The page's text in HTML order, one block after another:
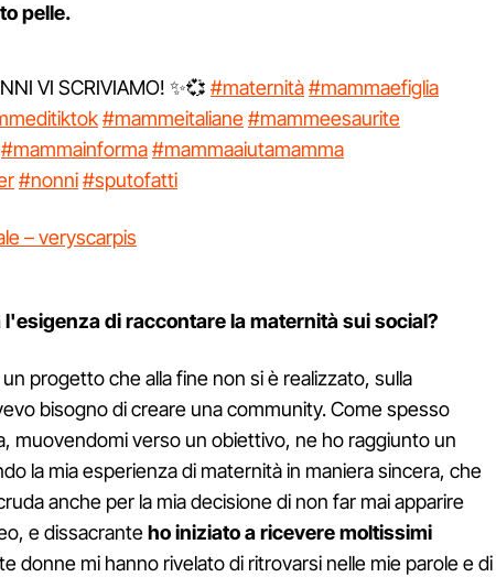
pelle.
VI SCRIVIAMO! ✨💞 #maternità#mammaefiglia
#mammeitaliane#mammeesaurite
#mammainforma#mammaaiutamamma
#nonni#sputofatti
– veryscarpis
l'esigenza di raccontare la maternità sui social?
progetto che alla fine non si è realizzato, sulla
bisogno di creare una community. Come spesso
muovendomi verso un obiettivo, ne ho raggiunto un
la mia esperienza di maternità in maniera sincera, che
anche per la mia decisione di non far mai apparire
e dissacranteho iniziato a ricevere moltissimi
donne mi hanno rivelato di ritrovarsi nelle mie parole e di